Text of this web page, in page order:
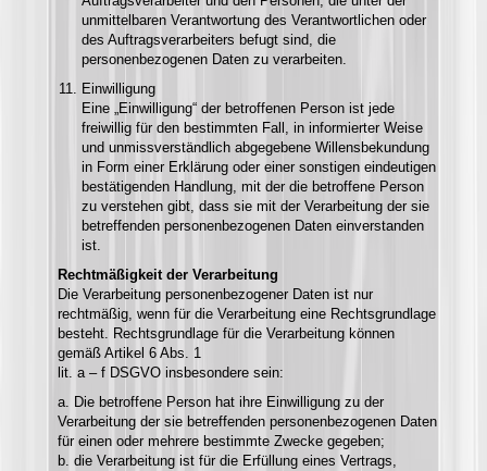
unmittelbaren Verantwortung des Verantwortlichen oder
des Auftragsverarbeiters befugt sind, die
personenbezogenen Daten zu verarbeiten.
Einwilligung
Eine „Einwilligung“ der betroffenen Person ist jede
freiwillig für den bestimmten Fall, in informierter Weise
und unmissverständlich abgegebene Willensbekundung
in Form einer Erklärung oder einer sonstigen eindeutigen
bestätigenden Handlung, mit der die betroffene Person
zu verstehen gibt, dass sie mit der Verarbeitung der sie
betreffenden personenbezogenen Daten einverstanden
ist.
Rechtmäßigkeit der Verarbeitung
Die Verarbeitung personenbezogener Daten ist nur
rechtmäßig, wenn für die Verarbeitung eine Rechtsgrundlage
besteht. Rechtsgrundlage für die Verarbeitung können
gemäß Artikel 6 Abs. 1
lit. a – f DSGVO insbesondere sein:
a. Die betroffene Person hat ihre Einwilligung zu der
Verarbeitung der sie betreffenden personenbezogenen Daten
für einen oder mehrere bestimmte Zwecke gegeben;
b. die Verarbeitung ist für die Erfüllung eines Vertrags,